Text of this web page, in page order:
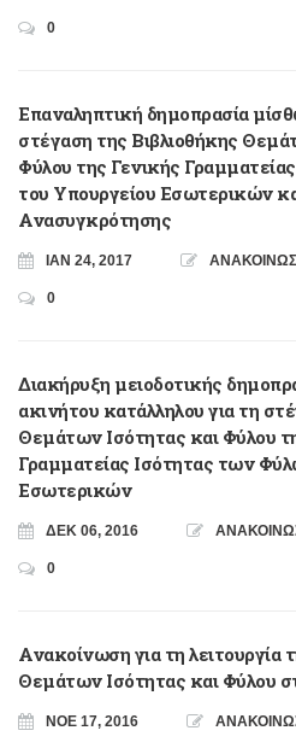
0
Επαναληπτική δημοπρασία
στέγαση της Βιβλιοθήκης
Φύλου της Γενικής
του Υπουργείου Εσωτερικών
Ανασυγκρότησης
ΙΑΝ 24, 2017
0
Διακήρυξη μειοδοτικής
ακινήτου κατάλληλου για τη
Θεμάτων Ισότητας και Φύλου
Γραμματείας Ισότητας των
Εσωτερικών
ΔΕΚ 06, 2016
0
Ανακοίνωση για τη λειτουργία
Θεμάτων Ισότητας και Φύλου
ΝΟΈ 17, 2016